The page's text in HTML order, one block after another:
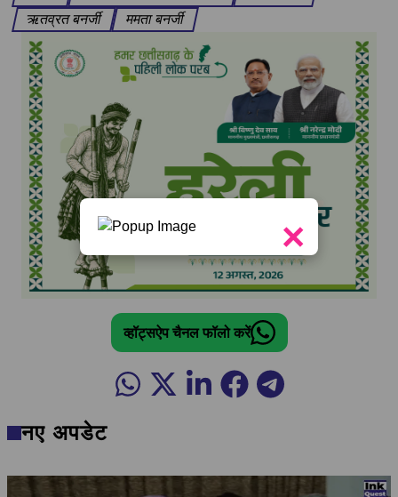
×
ऋतव्रत बनर्जी
ममता बनर्जी
व्हॉट्सऐप चैनल फॉलो करें
नए अपडेट